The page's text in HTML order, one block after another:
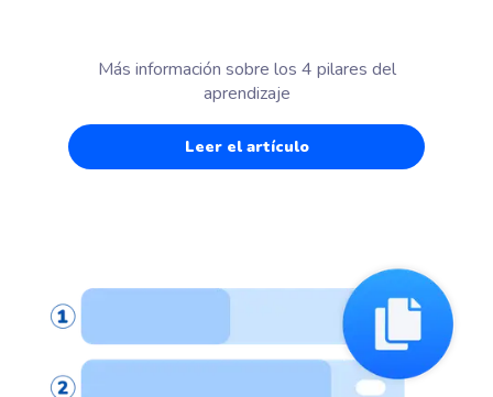
Más información sobre los 4 pilares del
aprendizaje
Leer el artículo